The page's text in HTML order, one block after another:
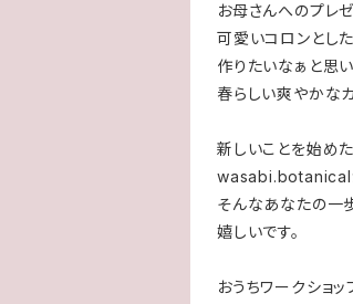
お母さんへのプレ
可愛いコロンとし
作りたいなぁと思
春らしい爽やかな
新しいことを始め
wasabi.botanical
そんなあなたの一
嬉しいです。
おうちワークショ